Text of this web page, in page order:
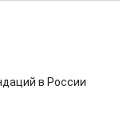
в России